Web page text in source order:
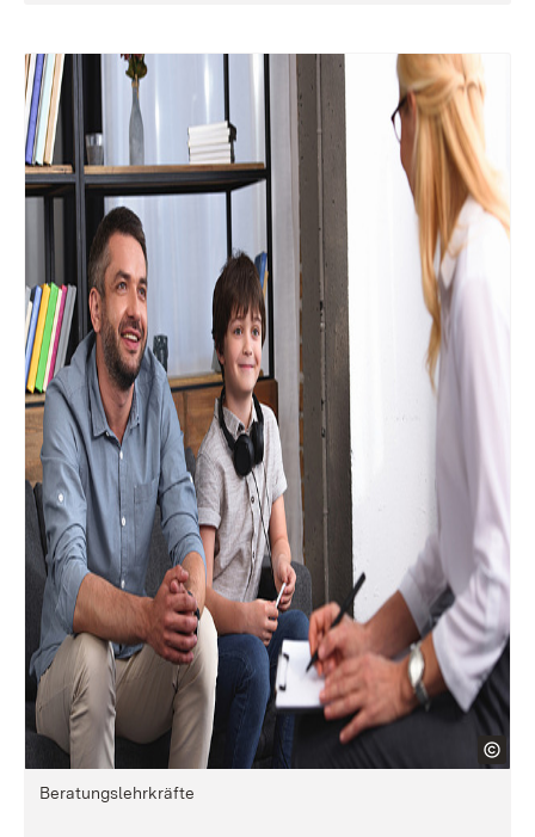
Beratungslehrkräfte